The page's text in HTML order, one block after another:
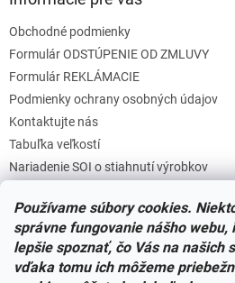
Používame súbory cookies.
správne fungovanie nášho webu,
lepšie spoznať, čo Vás na našich
vďaka tomu ich môžeme
Obchodné podmienky
Formulár ODSTÚPENIE OD ZMLUVY
Formulár REKLÁMACIE
Podmienky ochrany osobných údajov
Kontaktujte nás
Tabuľka veľkostí
Nariadenie SOI o stiahnutí výrobkov
Zásady súborov COOKIES